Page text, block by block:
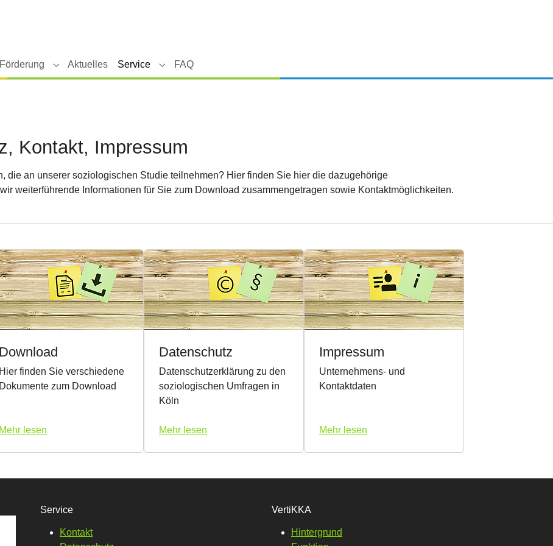
Submenu for "Forschung & Förderung"
Aktuelles Service(current)
Submenu for "Service"
FAQ
Kontakt, Impressum
die an unserer soziologischen Studie teilnehmen? Hier finden Sie hier die dazugehörige
weiterführende Informationen für Sie zum Download zusammengetragen sowie Kontaktmöglichkeiten.
Download
Hier finden Sie verschiedene
Dokumente zum Download
Mehr lesen
Datenschutz
Datenschutzerklärung zu den
soziologischen Umfragen in
Köln
Mehr lesen
Impressum
Unternehmens- und
Kontaktdaten
Mehr lesen
Service
Kontakt
VertiKKA
Hintergrund